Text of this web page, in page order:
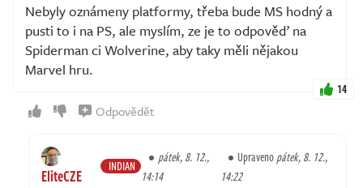
Nebyly oznámeny platformy, třeba bude MS hodný a
pusti to i na PS, ale myslím, ze je to odpověď na
Spiderman ci Wolverine, aby taky měli nějakou
Marvel hru.
14
Odpovědět
EliteCZE INDIAN
pátek, 8. 12.,
14:14
Upravenopátek, 8. 12.,
14:22